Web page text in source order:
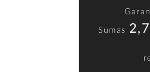
Sumas